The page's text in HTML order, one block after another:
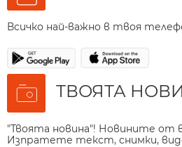
Всичко най-важно в твоя
ТВОЯТА
"Твоята новина"! Новините от
Изпратете текст, снимки,